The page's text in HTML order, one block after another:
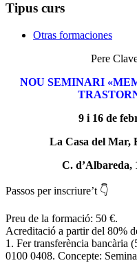
Tipus curs
Otras formaciones
Pere
NOU SEMINARI
9 i 16 de
La Casa del Mar,
C. d’Albareda,
Passos per inscriure’t 👇
Preu de la formació: 50 €.
Acreditació a partir del 80%
1. Fer transferència bancària
0100 0408. Concepte: